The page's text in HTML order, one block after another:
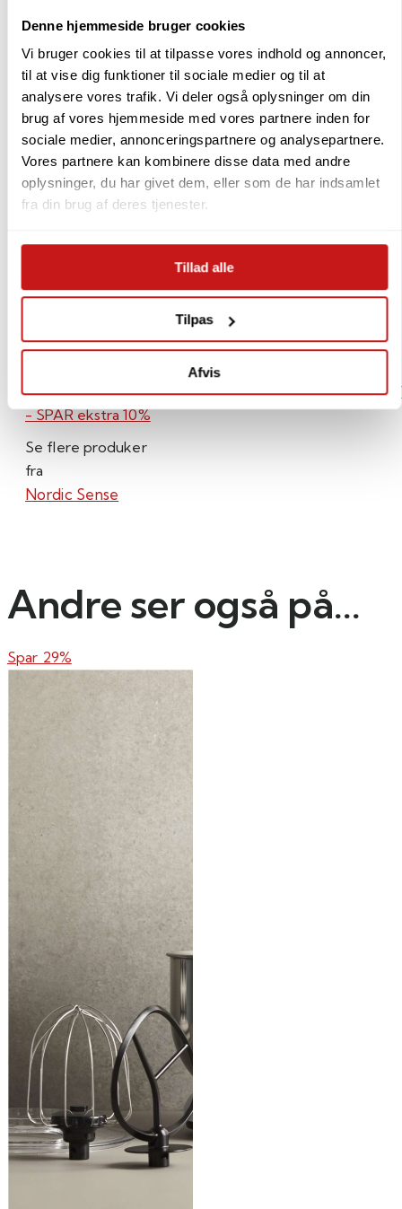
Denne hjemmeside bruger cookies
Vi bruger cookies til at tilpasse vores indhold og annoncer,
til at vise dig funktioner til sociale medier og til at
analysere vores trafik. Vi deler også oplysninger om din
brug af vores hjemmeside med vores partnere inden for
sociale medier, annonceringspartnere og analysepartnere.
Vores partnere kan kombinere disse data med andre
oplysninger, du har givet dem, eller som de har indsamlet
fra din brug af deres tjenester.
Tillad alle
Tilpas
Afvis
Navn:
F&H Group
E-mail:
info@fh-group.dk
Brug for hjælp ? ring til os70270770
Mandag – fredag kl. 9-14
36320
Alle | Husholdningsapparater | Køkkenmaskiner |
- SPAR ekstra 10%
Se flere produker
fra
Nordic Sense
Andre ser også på...
Spar 29%